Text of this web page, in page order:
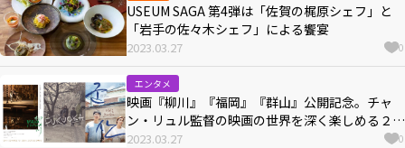
USEUM SAGA 第4弾は「佐賀の梶原シェフ」と
「岩手の佐々木シェフ」による饗宴
2023.03.27 0
エンタメ
映画『柳川』『福岡』『群山』公開記念。チャ
ン・リュル監督の映画の世界を深く楽しめる２週
間
2023.03.27 0